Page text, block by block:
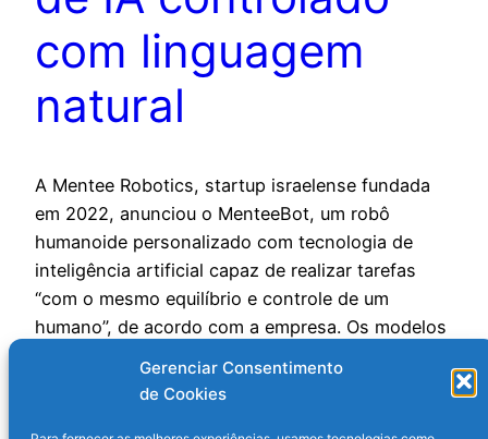
Gerenciar Consentimento
de Cookies
com linguagem
natural
A Mentee Robotics, startup israelense fundada
em 2022, anunciou o MenteeBot, um robô
humanoide personalizado com tecnologia de
inteligência artificial capaz de realizar tarefas
“com o mesmo equilíbrio e controle de um
humano”, de acordo com a empresa. Os modelos
e, curiosamente, a maioria deles não têm cabeça.